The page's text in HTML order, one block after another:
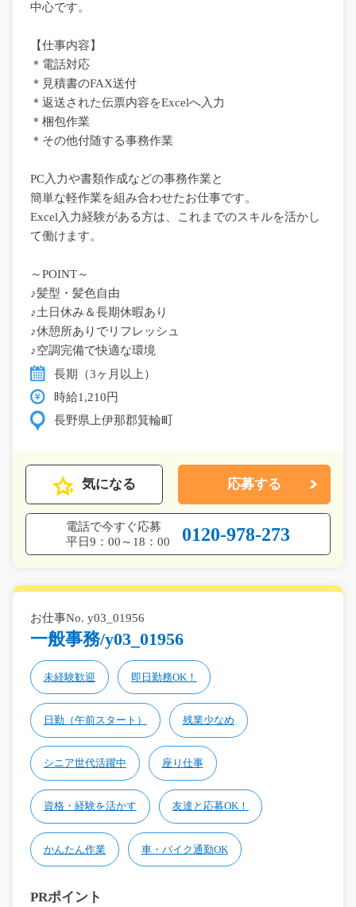
中心です。
【仕事内容】
＊電話対応
＊見積書のFAX送付
＊返送された伝票内容をExcelへ入力
＊梱包作業
＊その他付随する事務作業
PC入力や書類作成などの事務作業と
簡単な軽作業を組み合わせたお仕事です。
Excel入力経験がある方は、これまでのスキルを活かし
て働けます。
～POINT～
♪髪型・髪色自由
♪土日休み＆長期休暇あり
♪休憩所ありでリフレッシュ
♪空調完備で快適な環境
長期（3ヶ月以上）
時給1,210円
長野県上伊那郡箕輪町
気になる 応募する
電話で今すぐ応募
平日9：00～18：00
0120-978-273
お仕事No. y03_01956
一般事務/y03_01956
未経験歓迎 即日勤務OK！
日勤（午前スタート） 残業少なめ
シニア世代活躍中 座り仕事
資格・経験を活かす 友達と応募OK！
かんたん作業 車・バイク通勤OK
PRポイント